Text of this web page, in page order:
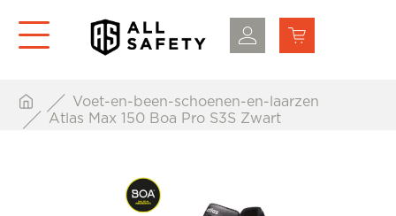
Voet-en-been-schoenen-en-laarzen
Atlas Max 150 Boa Pro S3S Zwart